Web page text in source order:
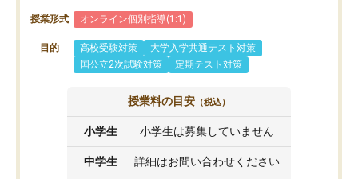
授業形式 オンライン個別指導(1:1)
目的 高校受験対策
大学入学共通テスト対策
国公立2次試験対策
定期テスト対策
授業料の目安 （税込）
小学生 小学生は募集していません
中学生 詳細はお問い合わせください